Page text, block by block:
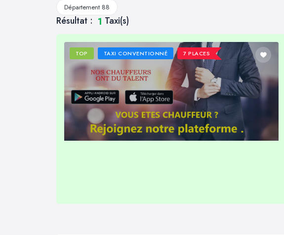
Département 88
Résultat : 1 Taxi(s)
TOP TAXI CONVENTIONNÉ 7 PLACES